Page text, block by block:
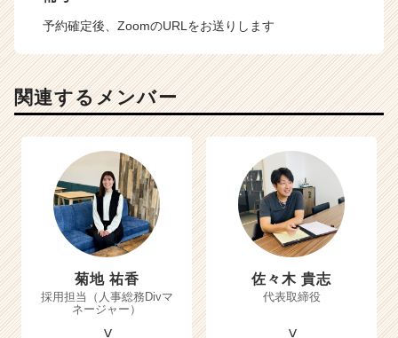
予約確定後、ZoomのURLをお送りします
関連するメンバー
菊地 祐香
採用担当（人事総務Divマ
ネージャー）
佐々木 貴志
代表取締役